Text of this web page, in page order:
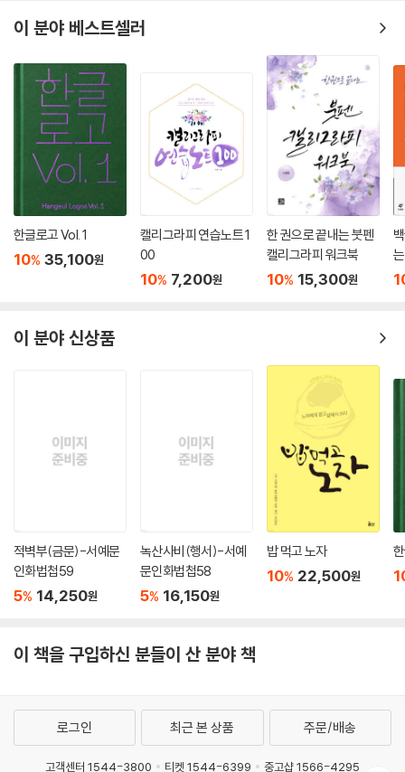
#38 명지 어르신 복지 회관
#40 진도 군민과 함께
#41 시민의 뜻대로
#42 아름다운 독도
#43 더 큰 희망을 노래하라
#에필로그_ 행복은 자신이 좋아하는 일을 하는 것이다
이 분야 베스트셀러
한글로고 Vol. 1
10% 35,100원
캘리그라피 연습노트 1
00
10% 7,200원
한 권으로 끝내는 붓펜
캘리그라피 워크북
10% 15,300원
이 분야 신상품
적벽부(금문)-서예문
인화법첩59
5% 14,250원
녹산사비(행서)-서예
문인화법첩58
5% 16,150원
밥 먹고 노자
10% 22,500원
이 책을 구입하신 분들이 산 분야 책
로그인 최근 본 상품 주문/배송
고객센터 1544-3800 티켓 1544-6399 중고샵 1566-4295